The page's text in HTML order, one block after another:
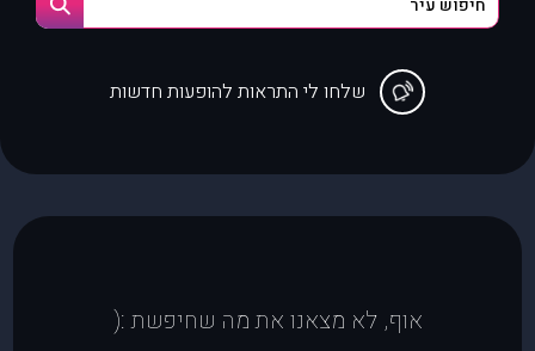
שלחו לי התראות להופעות חדשות
אוף, לא מצאנו את מה שחיפשת :(